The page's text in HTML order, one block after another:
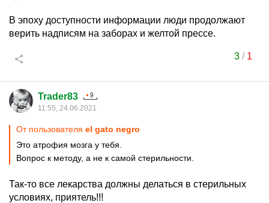
В эпоху доступности информации люди продолжают
верить надписям на заборах и желтой прессе.
3/ 1
Trader83
11:55, 24.06.2021
От пользователя el gato negro
Это атрофия мозга у тебя.
Вопрос к методу, а не к самой стерильности.
Так-то все лекарства должны делаться в стерильных
условиях, приятель!!!